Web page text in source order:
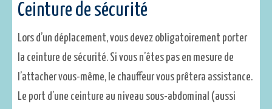
Ceinture de sécurité
Lors d’un déplacement, vous devez obligatoirement porter
la ceinture de sécurité. Si vous n’êtes pas en mesure de
l’attacher vous-même, le chauffeur vous prêtera assistance.
Le port d’une ceinture au niveau sous-abdominal (aussi